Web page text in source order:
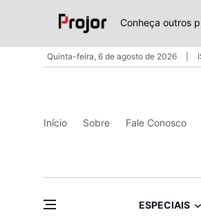
Conheça outros
Quinta-feira, 6 de agosto de 2026
Início Sobre Fale Conosco
ESPECIAIS